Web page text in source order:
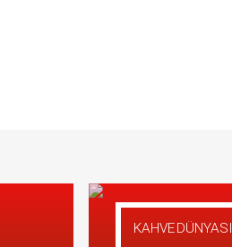
KAHVE DÜNYASI